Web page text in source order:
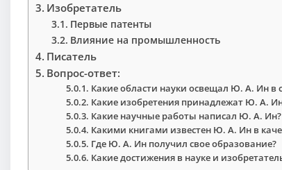
Изобретатель
Первые патенты
Влияние на промышленность
Писатель
Вопрос-ответ:
Какие области науки освещал Ю. А. Ин в
Какие изобретения принадлежат Ю. А.
Какие научные работы написал Ю. А. Ин?
Какими книгами известен Ю. А. Ин в
Где Ю. А. Ин получил свое образование?
Какие достижения в науке и